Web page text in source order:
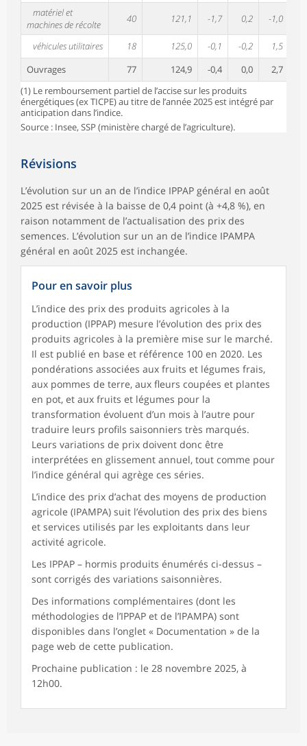
matériel et
machines de récolte
40 121,1 -1,7 0,2 -1,0
véhicules utilitaires 18 125,0 -0,1 -0,2 1,5
Ouvrages
77 124,9 -0,4 0,0 2,7
(1) Le remboursement partiel de l’accise sur les produits
énergétiques (ex TICPE) au titre de l’année 2025 est intégré par
anticipation dans l’indice.
Source : Insee, SSP (ministère chargé de l’agriculture).
Révisions
L’évolution sur un an de l’indice IPPAP général en août
2025 est révisée à la baisse de 0,4 point (à +4,8 %), en
raison notamment de l’actualisation des prix des
semences. L’évolution sur un an de l’indice IPAMPA
général en août 2025 est inchangée.
Pour en savoir plus
L’indice des prix des produits agricoles à la
production (IPPAP) mesure l’évolution des prix des
produits agricoles à la première mise sur le marché.
Il est publié en base et référence 100 en 2020. Les
pondérations associées aux fruits et légumes frais,
aux pommes de terre, aux fleurs coupées et plantes
en pot, et aux fruits et légumes pour la
transformation évoluent d’un mois à l’autre pour
traduire leurs profils saisonniers très marqués.
Leurs variations de prix doivent donc être
interprétées en glissement annuel, tout comme pour
l’indice général qui agrège ces séries.
L’indice des prix d’achat des moyens de production
agricole (IPAMPA) suit l’évolution des prix des biens
et services utilisés par les exploitants dans leur
activité agricole.
Les IPPAP – hormis produits énumérés ci-dessus –
sont corrigés des variations saisonnières.
Des informations complémentaires (dont les
méthodologies de l’IPPAP et de l’IPAMPA) sont
disponibles dans l’onglet « Documentation » de la
page web de cette publication.
Prochaine publication : le 28 novembre 2025, à
12h00.